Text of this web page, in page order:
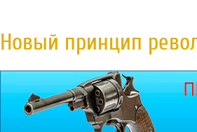
Новый принцип